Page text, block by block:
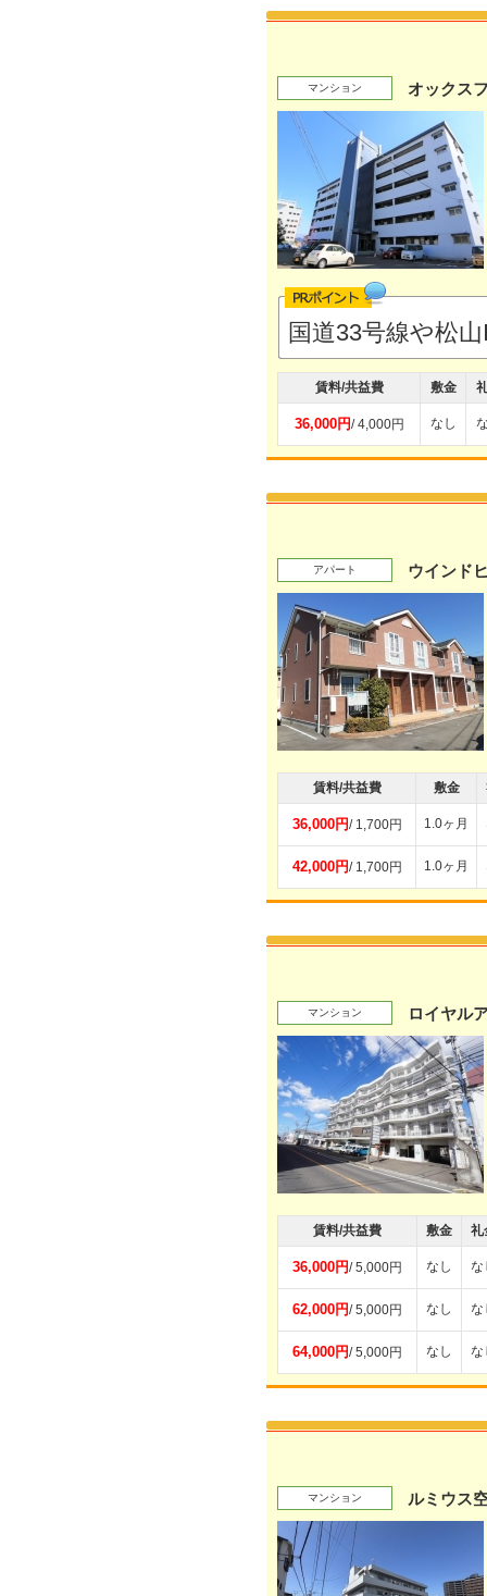
マンション オックス
国道33号線や松
賃料/共益費 敷金
36,000円/ 4,000円 なし
アパート ウインド
賃料/共益費 敷金
36,000円/ 1,700円 1.0ヶ月
42,000円/ 1,700円 1.0ヶ月
マンション ロイヤル
賃料/共益費 敷金 礼
36,000円/ 5,000円 なし な
62,000円/ 5,000円 なし な
64,000円/ 5,000円 なし な
マンション ルミウス